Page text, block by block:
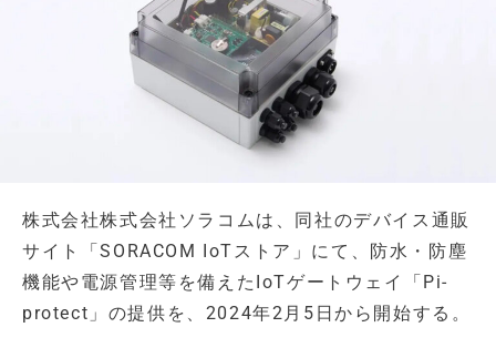
株式会社株式会社ソラコムは、同社のデバイス通販
サイト「SORACOM IoTストア」にて、防水・防塵
機能や電源管理等を備えたIoTゲートウェイ「Pi-
protect」の提供を、2024年2月5日から開始する。